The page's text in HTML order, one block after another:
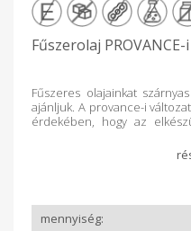
Fűszerolaj
Fűszeres olajainkat
ajánljuk. A provance-i
érdekében, hogy az
grillezéskor is. Remekül
salátákhoz és sajtokhoz is.